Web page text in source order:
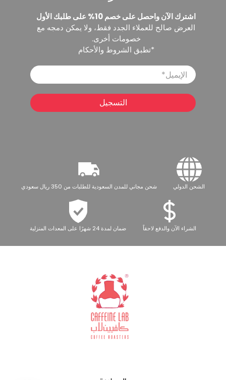
اشترك الآن واحصل على خصم 10% على طلبك الأول
العرض صالح للعملاء الجدد فقط، ولا يمكن دمجه مع
خصومات أخرى.
*تطبق الشروط والأحكام
الإيميل
التسجيل
الشحن الدولي شحن مجاني للمدن السعودية للطلبات من 350 ريال سعودي
الشراء الآن والدفع لاحقاً ضمان لمدة 24 شهرًا على المعدات المنزلية